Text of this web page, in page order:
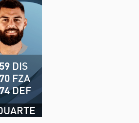
59 DIS
70 FZA
74DEF